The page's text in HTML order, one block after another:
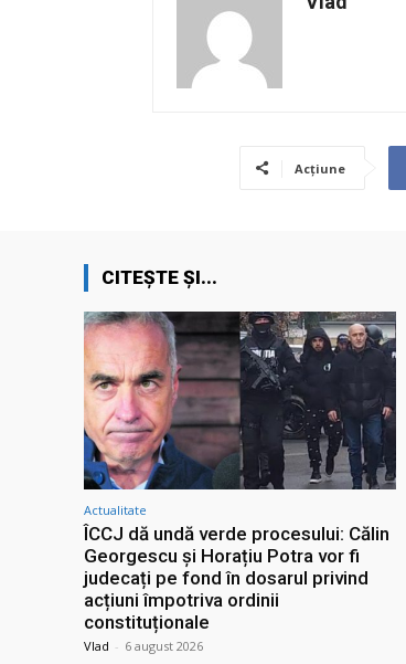
Acțiune
CITEȘTE ȘI...
Actualitate
ÎCCJ dă undă verde procesului: Călin
Georgescu și Horațiu Potra vor fi
judecați pe fond în dosarul privind
acțiuni împotriva ordinii
constituționale
Vlad - 6 august 2026